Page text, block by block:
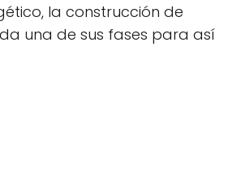
la construcción de
una de sus fases para así